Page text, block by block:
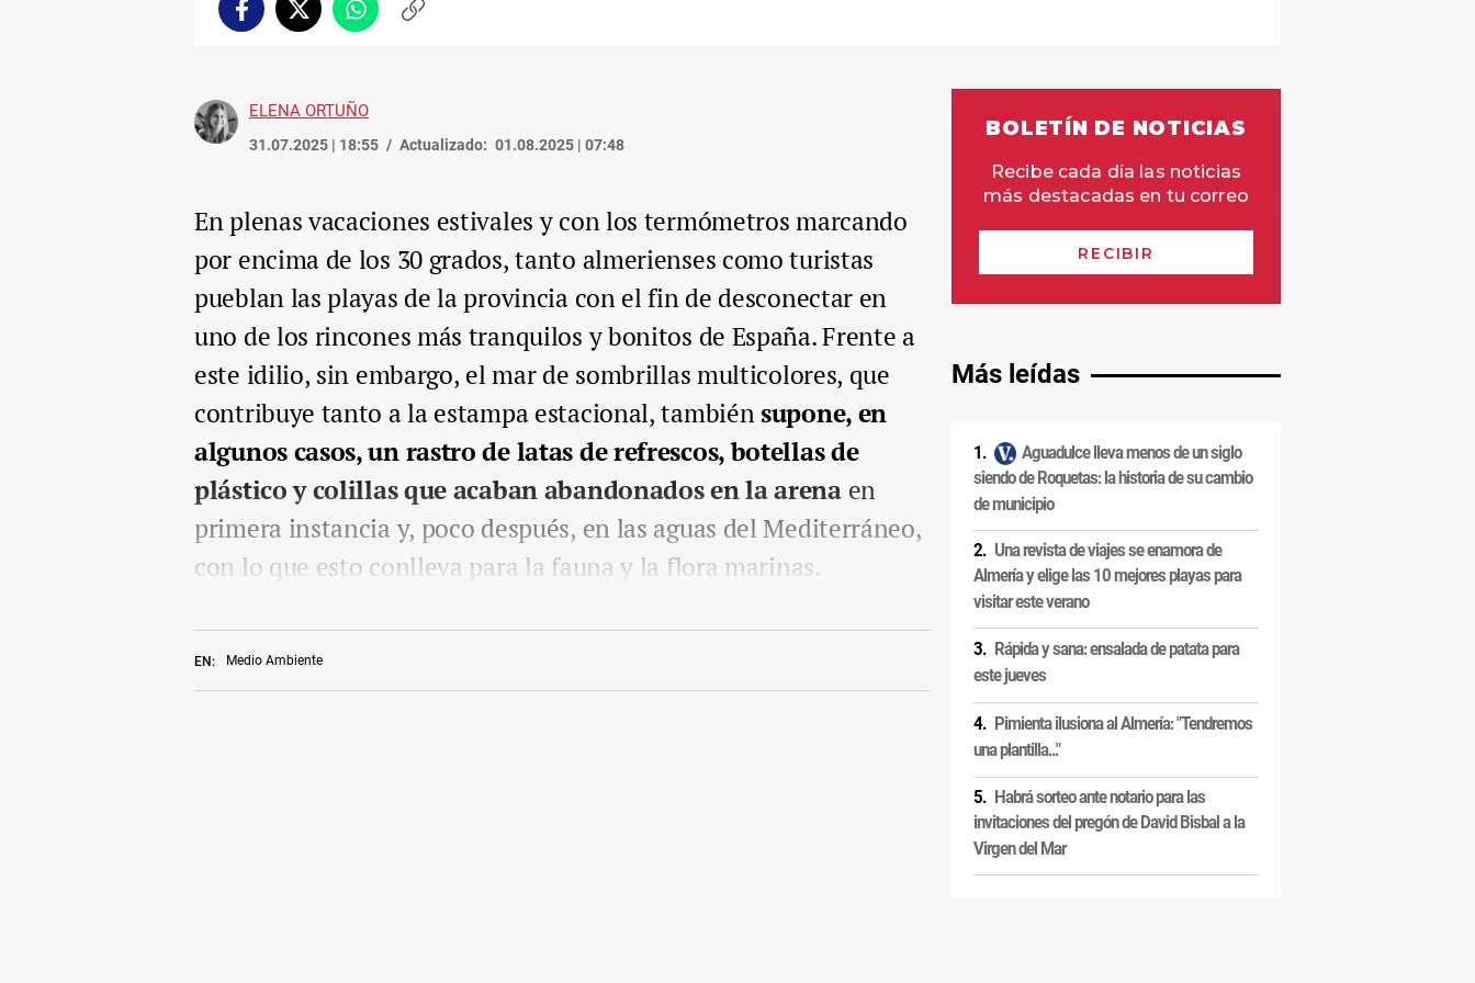
FacebookTwitterWhatsappCopiar
ELENA ORTUÑO
31.07.2025 | 18:55 Actualizado: 01.08.2025 | 07:48
EN: Medio Ambiente
En plenas vacaciones estivales y con los termómetros marcando
por encima de los 30 grados, tanto almerienses como turistas
pueblan las playas de la provincia con el fin de desconectar en
uno de los rincones más tranquilos y bonitos de España. Frente a
este idilio, sin embargo, el mar de sombrillas multicolores, que
contribuye tanto a la estampa estacional, tambiénsupone, en
algunos casos, un rastro de latas de refrescos, botellas de
plástico y colillas que acaban abandonados en la arena en
primera instancia y, poco después, en las aguas del Mediterráneo,
con lo que esto conlleva para la fauna y la flora marinas.
Más leídas
Aguadulce lleva menos de un siglo
siendo de Roquetas: la historia de su cambio
de municipio
Una revista de viajes se enamora de
Almería y elige las 10 mejores playas para
visitar este verano
Rápida y sana: ensalada de patata para
este jueves
Pimienta ilusiona al Almería: "Tendremos
una plantilla..."
Habrá sorteo ante notario para las
invitaciones del pregón de David Bisbal a la
Virgen del Mar